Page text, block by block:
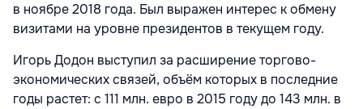
в ноябре 2018 года. Был выражен интерес к обмену
визитами на уровне президентов в текущем году.
Игорь Додон выступил за расширение торгово-
экономических связей, объём которых в последние
годы растет: с 111 млн. евро в 2015 году до 143 млн. в